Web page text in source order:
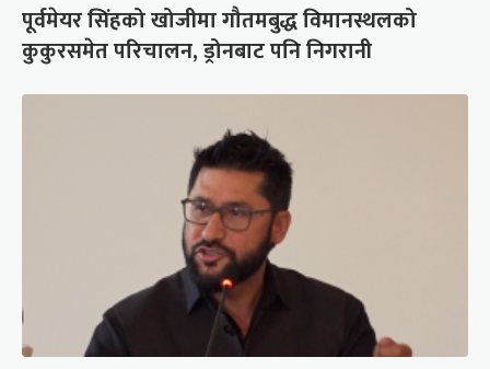
पूर्वमेयर सिंहको खोजीमा गौतमबुद्ध विमानस्थलको
कुकुरसमेत परिचालन, ड्रोनबाट पनि निगरानी